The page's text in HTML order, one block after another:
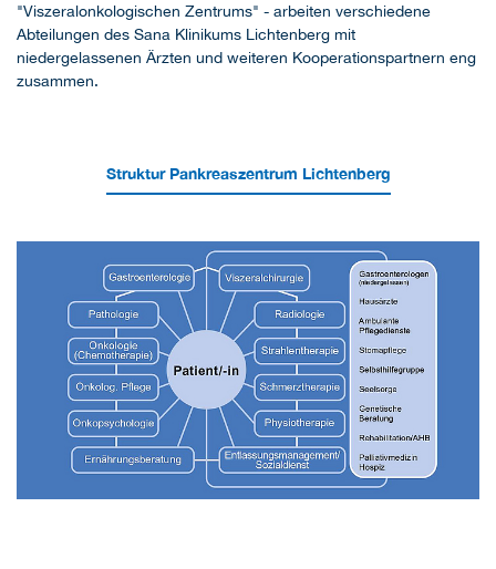
"Viszeralonkologischen Zentrums" - arbeiten verschiedene
Abteilungen des Sana Klinikums Lichtenberg mit
niedergelassenen Ärzten und weiteren Kooperationspartnern eng
zusammen.
Struktur Pankreaszentrum Lichtenberg